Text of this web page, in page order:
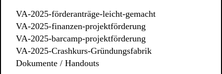
VA-2025-förderanträge-leicht-gemacht
VA-2025-finanzen-projektförderung
VA-2025-barcamp-projektförderung
VA-2025-Crashkurs-Gründungsfabrik
Dokumente / Handouts